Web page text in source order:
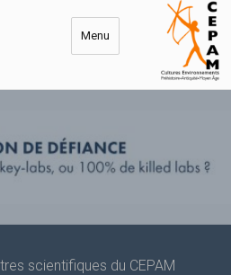
Menu
scientifiques du CEPAM